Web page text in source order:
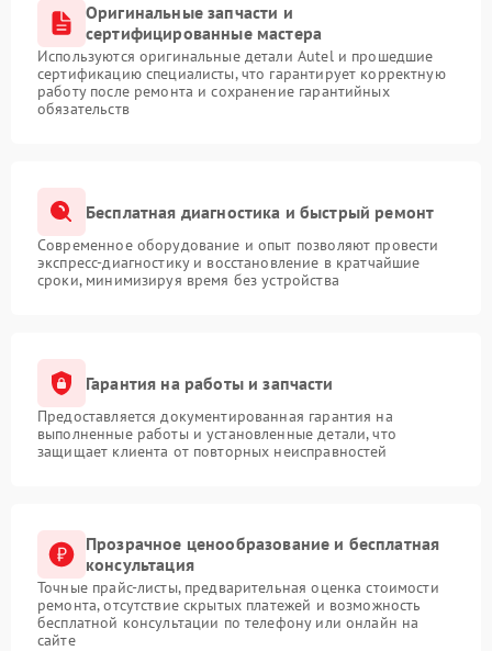
Оригинальные запчасти и
сертифицированные мастера
Используются оригинальные детали Autel и прошедшие
сертификацию специалисты, что гарантирует корректную
работу после ремонта и сохранение гарантийных
обязательств
Бесплатная диагностика и быстрый ремонт
Современное оборудование и опыт позволяют провести
экспресс-диагностику и восстановление в кратчайшие
сроки, минимизируя время без устройства
Гарантия на работы и запчасти
Предоставляется документированная гарантия на
выполненные работы и установленные детали, что
защищает клиента от повторных неисправностей
Прозрачное ценообразование и бесплатная
консультация
Точные прайс-листы, предварительная оценка стоимости
ремонта, отсутствие скрытых платежей и возможность
бесплатной консультации по телефону или онлайн на
сайте